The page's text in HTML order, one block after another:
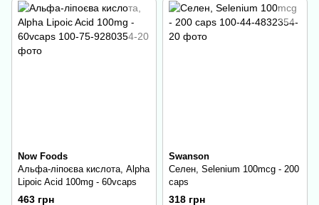
Now Foods
Альфа-ліпоєва кислота, Alpha
Lipoic Acid 100mg - 60vcaps
463 грн
Swanson
Селен, Selenium 100mcg - 200
caps
318 грн